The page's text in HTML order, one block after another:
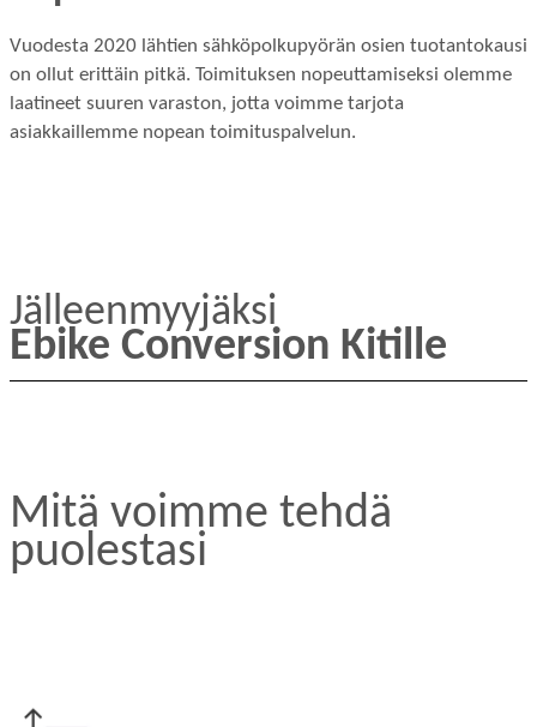
Vuodesta 2020 lähtien sähköpolkupyörän osien tuotantokausi
on ollut erittäin pitkä. Toimituksen nopeuttamiseksi olemme
laatineet suuren varaston, jotta voimme tarjota
asiakkaillemme nopean toimituspalvelun.
Jälleenmyyjäksi
Ebike Conversion Kitille
Mitä voimme tehdä
puolestasi